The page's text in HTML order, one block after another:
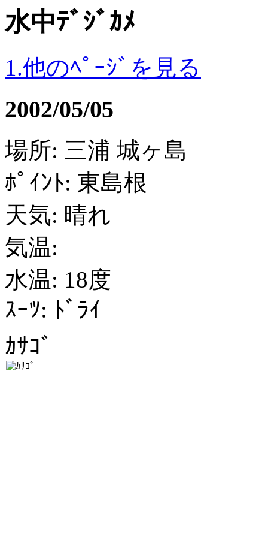
水中ﾃﾞｼﾞｶﾒ
1.他のﾍﾟｰｼﾞを見る
2002/05/05
場所: 三浦 城ヶ島
ﾎﾟｲﾝﾄ: 東島根
天気: 晴れ
気温:
水温: 18度
ｽｰﾂ: ﾄﾞﾗｲ
ｶｻｺﾞ